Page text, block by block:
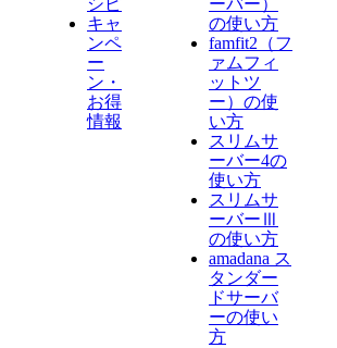
シピ
キャ
ンペ
ー
ン・
お得
情報
ーバー）
の使い方
famfit2（フ
ァムフィ
ットツ
ー）の使
い方
スリムサ
ーバー4の
使い方
スリムサ
ーバーⅢ
の使い方
amadana ス
タンダー
ドサーバ
ーの使い
方